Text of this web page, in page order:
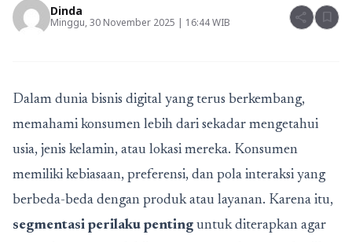
Dinda
Minggu, 30 November 2025 | 16:44 WIB share bookmark
Dalam dunia bisnis digital yang terus berkembang,
memahami konsumen lebih dari sekadar mengetahui
usia, jenis kelamin, atau lokasi mereka. Konsumen
memiliki kebiasaan, preferensi, dan pola interaksi yang
berbeda-beda dengan produk atau layanan. Karena itu,
segmentasi perilaku penting untuk diterapkan agar